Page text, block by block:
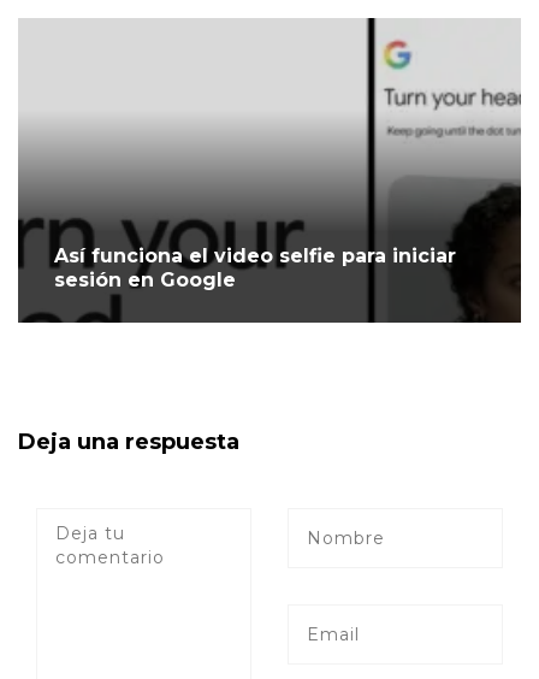
Así funciona el video selfie para iniciar
sesión en Google
Deja una respuesta